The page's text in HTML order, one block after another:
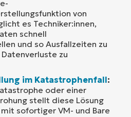
von
es Techniker:innen,
schnell
und so Ausfallzeiten zu
zu
im Katastrophenfall:
oder einer
stellt diese Lösung
sofortiger VM- und Bare